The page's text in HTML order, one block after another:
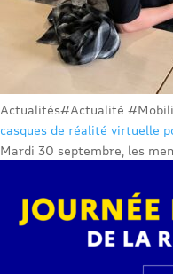
Actualités#Actualité
casques de réalité virtuelle
Mardi 30 septembre, les